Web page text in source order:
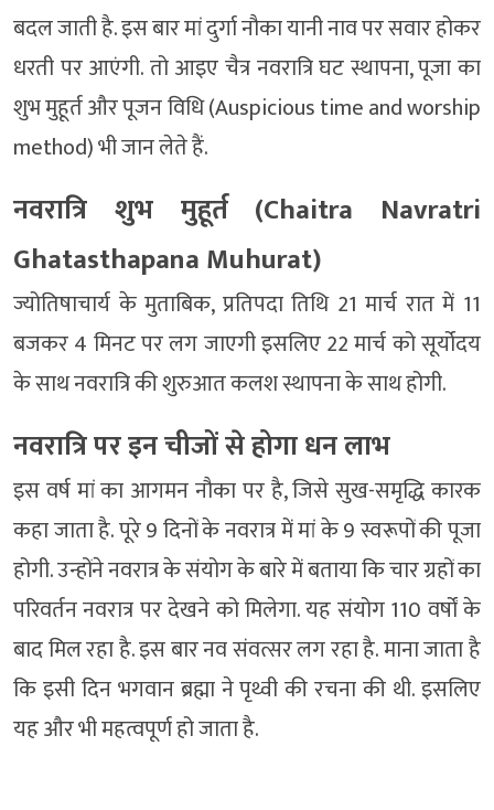
बदल जाती है. इस बार मां दुर्गा नौका यानी नाव पर सवार होकर
धरती पर आएंगी. तो आइए चैत्र नवरात्रि घट स्थापना, पूजा का
शुभ मुहूर्त और पूजन विधि (Auspicious time and worship
method) भी जान लेते हैं.
नवरात्रि शुभ मुहूर्त (Chaitra Navratri
Ghatasthapana Muhurat)
ज्योतिषाचार्य के मुताबिक, प्रतिपदा तिथि 21 मार्च रात में 11
बजकर 4 मिनट पर लग जाएगी इसलिए 22 मार्च को सूर्योदय
के साथ नवरात्रि की शुरुआत कलश स्थापना के साथ होगी.
नवरात्रि पर इन चीजों से होगा धन लाभ
इस वर्ष मां का आगमन नौका पर है, जिसे सुख-समृद्धि कारक
कहा जाता है. पूरे 9 दिनों के नवरात्र में मां के 9 स्वरूपों की पूजा
होगी. उन्होंने नवरात्र के संयोग के बारे में बताया कि चार ग्रहों का
परिवर्तन नवरात्र पर देखने को मिलेगा. यह संयोग 110 वर्षों के
बाद मिल रहा है. इस बार नव संवत्सर लग रहा है. माना जाता है
कि इसी दिन भगवान ब्रह्मा ने पृथ्वी की रचना की थी. इसलिए
यह और भी महत्वपूर्ण हो जाता है.